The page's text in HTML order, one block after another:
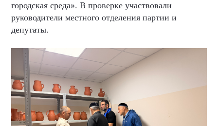
городская среда». В проверке участвовали
руководители местного отделения партии и
депутаты.